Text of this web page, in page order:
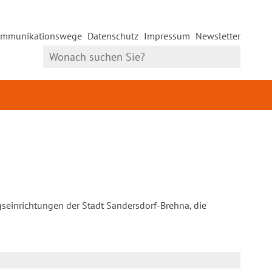
Datenschutz Impressum Newsletter
der Stadt Sandersdorf-Brehna, die